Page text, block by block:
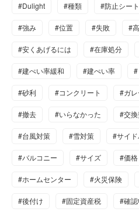
#Dulight #種類 #防止シート
#強み #位置 #失敗 #
#安くあげるには #在庫処分
#建ぺい率緩和 #建ぺい率
#砂利 #コンクリート #ガ
#撤去 #いらなかった #交
#台風対策 #雪対策 #サイ
#バルコニー #サイズ #価格
#ホームセンター #火災保険
#後付け #固定資産税 #確